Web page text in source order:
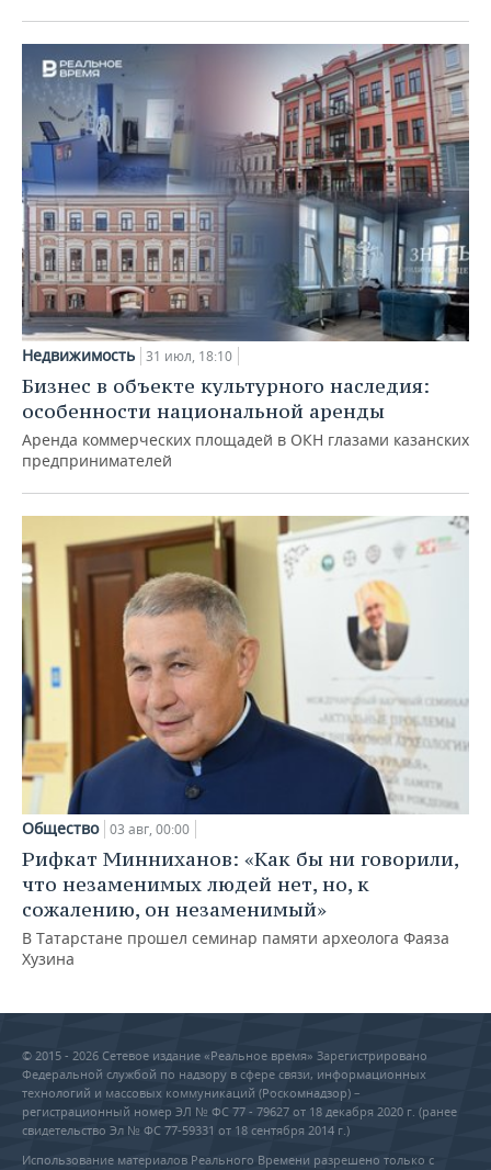
Недвижимость 31 июл, 18:10
Бизнес в объекте культурного наследия:
особенности национальной аренды
Аренда коммерческих площадей в ОКН глазами казанских
предпринимателей
Общество 03 авг, 00:00
Рифкат Минниханов: «Как бы ни говорили,
что незаменимых людей нет, но, к
сожалению, он незаменимый»
В Татарстане прошел семинар памяти археолога Фаяза
Хузина
© 2015 - 2026 Сетевое издание «Реальное время» Зарегистрировано
Федеральной службой по надзору в сфере связи, информационных
технологий и массовых коммуникаций (Роскомнадзор) –
регистрационный номер ЭЛ № ФС 77 - 79627 от 18 декабря 2020 г. (ранее
свидетельство Эл № ФС 77-59331 от 18 сентября 2014 г.)
Использование материалов Реального Времени разрешено только с